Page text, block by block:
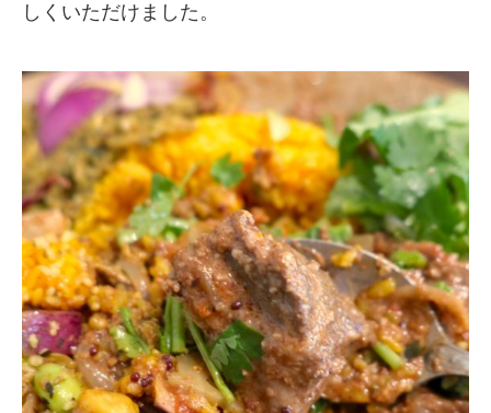
しくいただけました。